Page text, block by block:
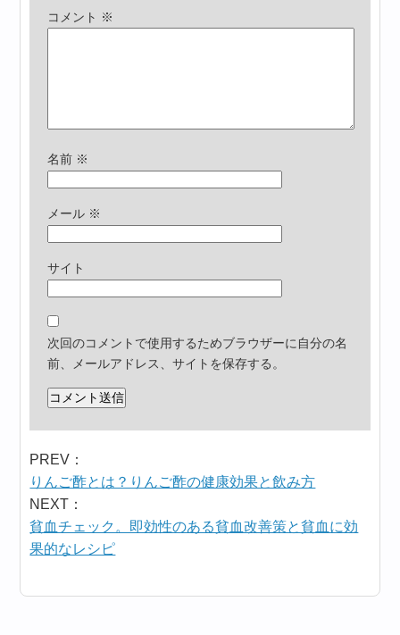
コメント ※
名前 ※
メール ※
サイト
次回のコメントで使用するためブラウザーに自分の名
前、メールアドレス、サイトを保存する。
PREV：
りんご酢とは？りんご酢の健康効果と飲み方
NEXT：
貧血チェック。即効性のある貧血改善策と貧血に効
果的なレシピ